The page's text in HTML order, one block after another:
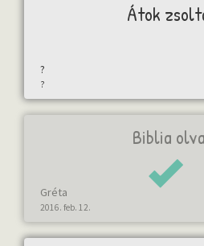
Átok
?
?
Biblia
Gréta
2016. feb. 12.